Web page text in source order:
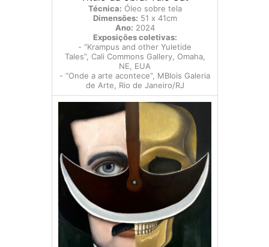
Técnica: Óleo sobre tela
Dimensões: 51 x 41cm
Ano: 2024
Exposições coletivas:
- “Krampus and other Yuletide
Tales”, Cali Commons Gallery, Omaha,
NE, EUA
- “Onde a arte acontece”, MBlois Galeria
de Arte, Rio de Janeiro/RJ